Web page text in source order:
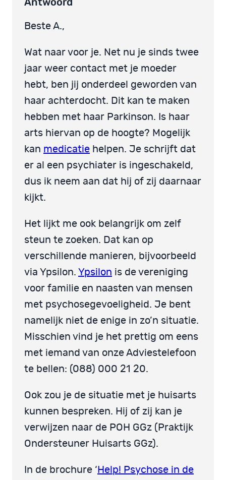
Beste A.,
Wat naar voor je. Net nu je sinds twee
jaar weer contact met je moeder
hebt, ben jij onderdeel geworden van
haar achterdocht. Dit kan te maken
hebben met haar Parkinson. Is haar
arts hiervan op de hoogte? Mogelijk
kan medicatie helpen. Je schrijft dat
er al een psychiater is ingeschakeld,
dus ik neem aan dat hij of zij daarnaar
kijkt.
Het lijkt me ook belangrijk om zelf
steun te zoeken. Dat kan op
verschillende manieren, bijvoorbeeld
via Ypsilon. Ypsilon is de vereniging
voor familie en naasten van mensen
met psychosegevoeligheid. Je bent
namelijk niet de enige in zo’n situatie.
Misschien vind je het prettig om eens
met iemand van onze Adviestelefoon
te bellen: (088) 000 21 20.
Ook zou je de situatie met je huisarts
kunnen bespreken. Hij of zij kan je
verwijzen naar de POH GGz (Praktijk
Ondersteuner Huisarts GGz).
In de brochure ‘ Help! Psychose in de